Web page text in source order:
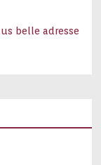
belle adresse